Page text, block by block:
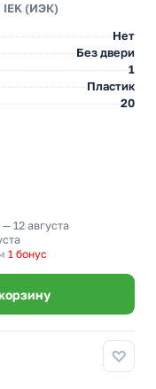
IEK (ИЭК)
Нет
Без двери
1
Пластик
20
— 12 августа
1 бонус